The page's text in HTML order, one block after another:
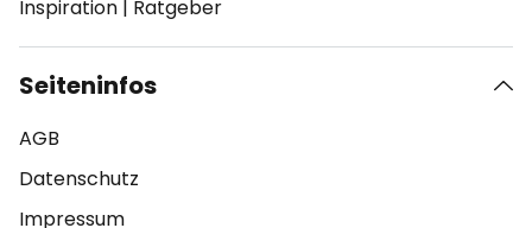
Inspiration | Ratgeber
Seiteninfos
AGB
Datenschutz
Impressum